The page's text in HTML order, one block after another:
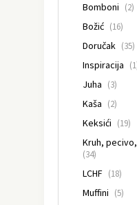
Bomboni (2)
Božić (16)
Doručak (35)
Inspiracija
Juha (3)
Kaša (2)
Keksići (19)
Kruh,
(34)
LCHF (18)
Muffini (5)